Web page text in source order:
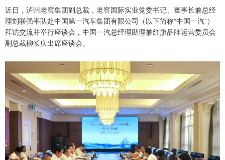
近日，泸州老窖集团副总裁，老窖国际实业党委书记、董事长兼总经
理刘联强率队赴中国第一汽车集团有限公司（以下简称“中国一汽”）
拜访交流并举行座谈会，中国一汽总经理助理兼红旗品牌运营委员会
副总裁柳长庆出席座谈会。